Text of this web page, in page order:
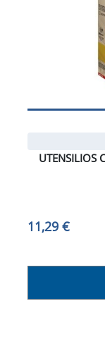
UTENSILIOS
11,29 €